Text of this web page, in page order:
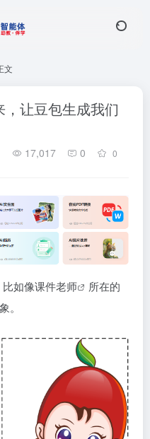
文
，让豆包生成我们
17,017 0 0
如像课件老师
所在的
。